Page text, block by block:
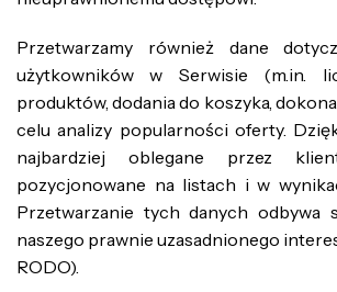
Przetwarzamy również dane
użytkowników w Serwisie (m.in.
produktów, dodania do koszyka,
celu analizy popularności oferty.
najbardziej oblegane przez
pozycjonowane na listach i w
Przetwarzanie tych danych odbywa
naszego prawnie uzasadnionego
RODO).